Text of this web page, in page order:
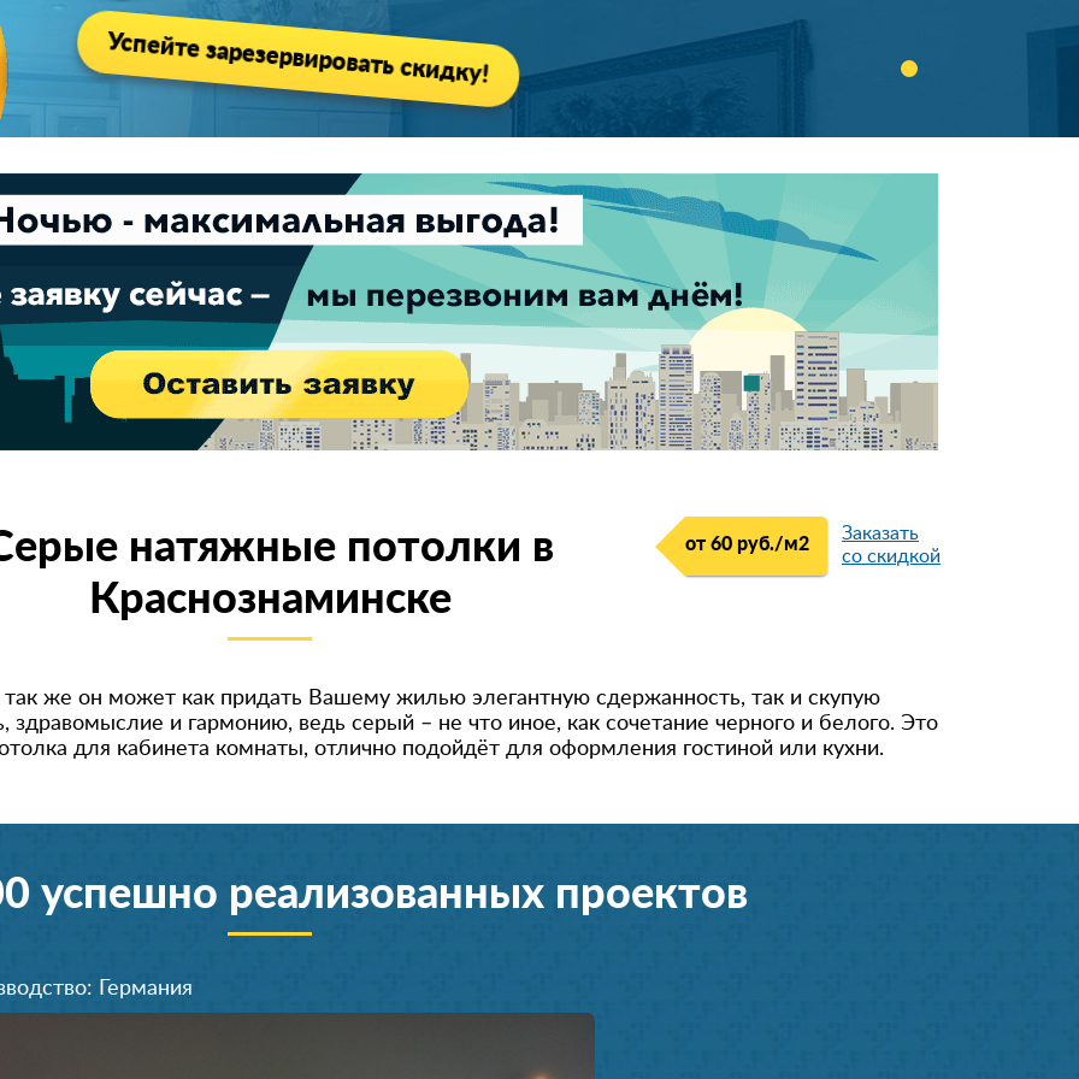
Успейте зарезервировать скидку!
от 60 руб./м2
Заказать
со скидкой
натяжные потолки в
Краснознаминске
же он может как придать Вашему жилью элегантную сдержанность, так и скупую
здравомыслие и гармонию, ведь серый – не что иное, как сочетание черного и белого. Это
для кабинета комнаты, отлично подойдёт для оформления гостиной или кухни.
успешно реализованных проектов
Германия